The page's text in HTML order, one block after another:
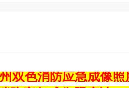
双色消防应急成像照